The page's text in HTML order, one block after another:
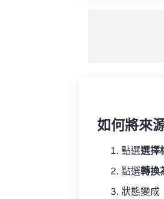
如何將來
點選選擇
點選轉換
狀態變成